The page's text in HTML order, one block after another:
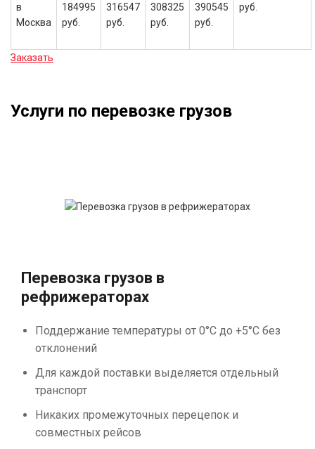
в
Москва
184995
руб.
316547
руб.
308325
руб.
390545
руб.
руб.
Заказать
Услуги по перевозке грузов
Перевозка грузов в
рефрижераторах
Поддержание температуры от 0°С до +5°С без
отклонений
Для каждой поставки выделяется отдельный
транспорт
Никаких промежуточных перецепок и
совместных рейсов